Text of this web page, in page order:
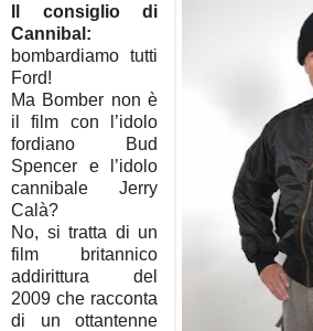
Il consiglio di
Cannibal:
bombardiamo tutti
Ford!
Ma Bomber non è
il film con l’idolo
fordiano Bud
Spencer e l’idolo
cannibale Jerry
Calà?
No, si tratta di un
film britannico
addirittura del
2009 che racconta
di un ottantenne